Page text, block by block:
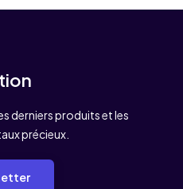
derniers produits et les
précieux.